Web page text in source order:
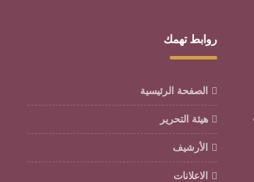
روابط تهمك
الصفحة الرئيسية
هيئة التحرير
الأرشيف
الاعلانات